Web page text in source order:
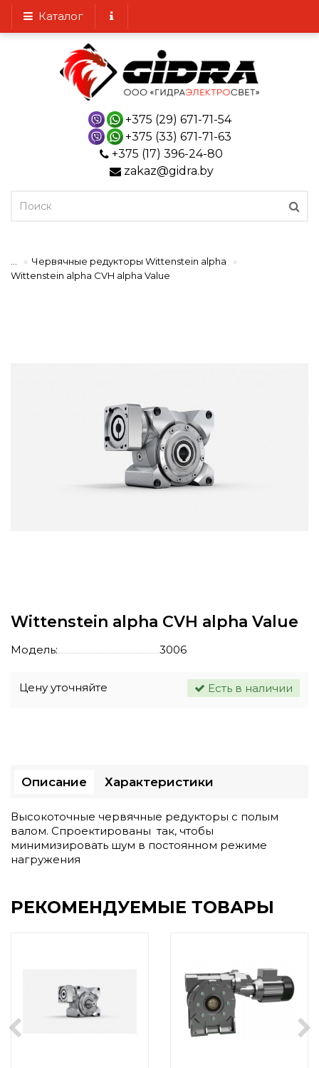
Каталог
+375 (29) 671-71-54
+375 (33) 671-71-63
+375 (17) 396-24-80
zakaz@gidra.by
Червячные редукторы Wittenstein alpha
Wittenstein alpha CVH alpha Value
Wittenstein alpha CVH alpha Value
Модель: 3006
Цену уточняйте Есть в наличии
Описание Характеристики
Высокоточные червячные редукторы с полым
валом. Спроектированы так, чтобы
минимизировать шум в постоянном режиме
нагружения
РЕКОМЕНДУЕМЫЕ ТОВАРЫ